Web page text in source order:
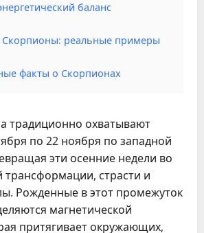
баланс
реальные примеры
факты о Скорпионах
традиционно охватывают
по 22 ноября по западной
эти осенние недели во
трансформации, страсти и
Рожденные в этот промежуток
магнетической
притягивает окружающих,